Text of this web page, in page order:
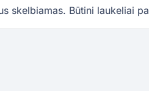
skelbiamas. Būtini laukeliai